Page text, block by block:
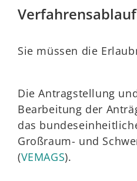
Verfahrensablauf
Sie müssen die
Die Antragstellung
Bearbeitung der
das
Großraum- und
(VEMAGS).